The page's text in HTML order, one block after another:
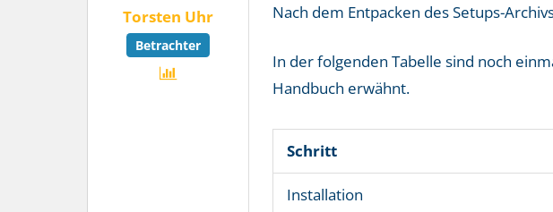
Torsten Uhr
Betrachter
Nach dem Entpacken des Setups-
In der folgenden Tabelle sind noch
Handbuch erwähnt.
Schritt
Installation